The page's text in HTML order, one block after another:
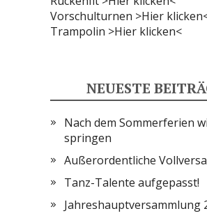
Vorschulturnen >Hier
Trampolin >Hier klicken<
NEUESTE
Nach dem Sommerferien
springen
Außerordentliche
Tanz-Talente aufgepasst!
Jahreshauptversammlung